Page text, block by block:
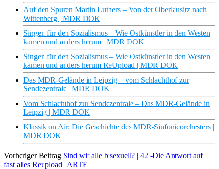
Auf den Spuren Martin Luthers – Von der Oberlausitz nach
Wittenberg | MDR DOK
Singen für den Sozialismus – Wie Ostkünstler in den Westen
kamen und anders herum | MDR DOK
Singen für den Sozialismus – Wie Ostkünstler in den Westen
kamen und anders herum ReUpload | MDR DOK
Das MDR-Gelände in Leipzig – vom Schlachthof zur
Sendezentrale | MDR DOK
Vom Schlachthof zur Sendezentrale – Das MDR-Gelände in
Leipzig | MDR DOK
Klassik on Air: Die Geschichte des MDR-Sinfonieorchesters |
MDR DOK
Vorheriger Beitrag Sind wir alle bisexuell? | 42 -Die Antwort auf
fast alles Reupload | ARTE